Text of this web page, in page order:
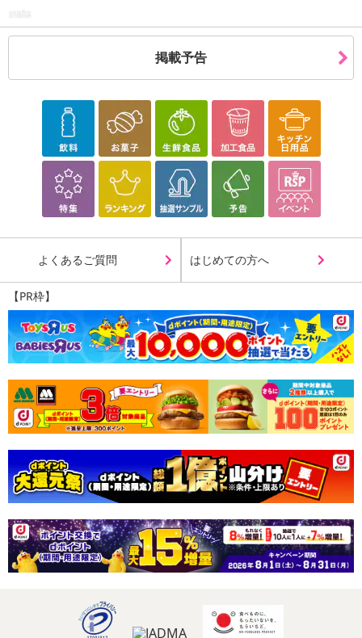
・賞味期限：出荷日から 1ヶ月以上(詳細は商品のラベルに記載して
おります)
・原産国（最終加工地）：日本
オートミール(オーストラリア産)、バター、はちみつ、米粉、抹
茶、（一部に乳成分を含む）
・アレルギー表示：乳成分
・お召し上がり方：
そのままお召し上がりいただけます。
※こちらの商品にははちみつが含まれています。1歳未満の乳児に
は与えないでください。
栄養成分表示（1枚標準7g当たり）
エネルギー 37kcal
たんぱく質 0.6g
脂質 1.7g
炭水化物 5.0g
食塩相当量 0.00g
【割れ・欠けあり】工場での製造時に選別工程を経ずに袋詰した
無選別品となります。到着時に割れ・欠けのある商品が入っている
場合がありますが、味に問題はございませんので、安心してお召し
上がりいただけます。
掲載予告
よくあるご質問 はじめての方へ
【PR枠】